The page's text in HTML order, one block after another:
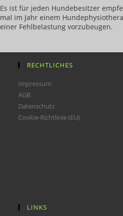
Es ist für jeden Hundebesitzer
mal im Jahr einem
einer Fehlbelastung vorzubeugen.
RECHTLICHES
Impressum
AGB
Datenschutz
Cookie-Richtlinie (EU)
LINKS